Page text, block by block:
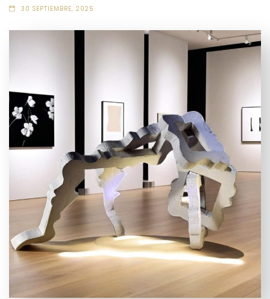
30 SEPTIEMBRE, 2025